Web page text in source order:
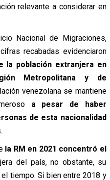
relevante a considerar en
Nacional de Migraciones,
recabadas evidenciaron
población extranjera en
Metropolitana y de
venezolana se mantiene
a pesar de haber
de esta nacionalidad
la RM en 2021 concentró el
del país, no obstante, su
tiempo. Si bien entre 2018 y